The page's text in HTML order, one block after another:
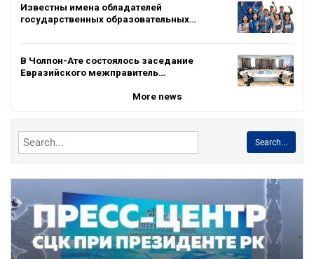
Известны имена обладателей
государственных образовательных…
В Чолпон-Ате состоялось заседание
Евразийского межправитель…
More news
Search...